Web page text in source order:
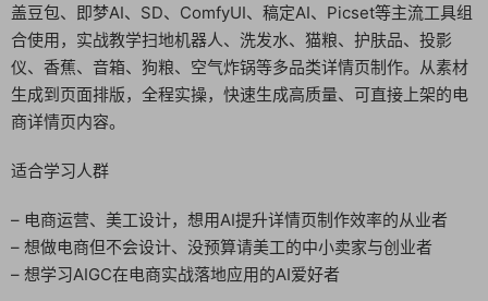
盖豆包、即梦AI、SD、ComfyUI、稿定AI、Picset等主流工具组
合使用，实战教学扫地机器人、洗发水、猫粮、护肤品、投影
仪、香蕉、音箱、狗粮、空气炸锅等多品类详情页制作。从素材
生成到页面排版，全程实操，快速生成高质量、可直接上架的电
商详情页内容。
适合学习人群
– 电商运营、美工设计，想用AI提升详情页制作效率的从业者
– 想做电商但不会设计、没预算请美工的中小卖家与创业者
– 想学习AIGC在电商实战落地应用的AI爱好者